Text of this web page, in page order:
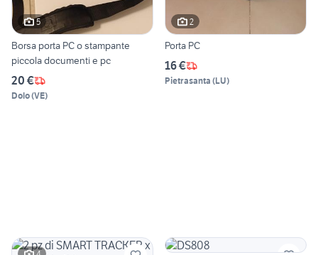
5
Borsa porta PC o stampante
piccola documenti e pc
20 €
Dolo(VE)
2
Porta PC
16 €
Pietrasanta (LU)